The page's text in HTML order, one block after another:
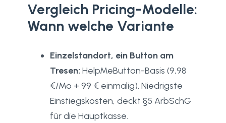
Vergleich Pricing-Modelle:
Wann welche Variante
Einzelstandort, ein Button am
Tresen: HelpMeButton-Basis (9,98
€/Mo + 99 € einmalig). Niedrigste
Einstiegskosten, deckt §5 ArbSchG
für die Hauptkasse.